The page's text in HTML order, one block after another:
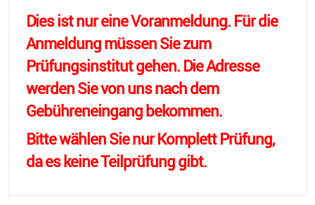
Dies ist nur eine Voranmeldung. Für die
Anmeldung müssen Sie zum
Prüfungsinstitut gehen. Die Adresse
werden Sie von uns nach dem
Gebühreneingang bekommen.
Bitte wählen Sie nur Komplett Prüfung,
da es keine Teilprüfung gibt.